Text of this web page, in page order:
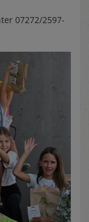
07272/2597-